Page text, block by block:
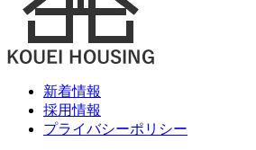
新着情報
採用情報
プライバシーポリシー